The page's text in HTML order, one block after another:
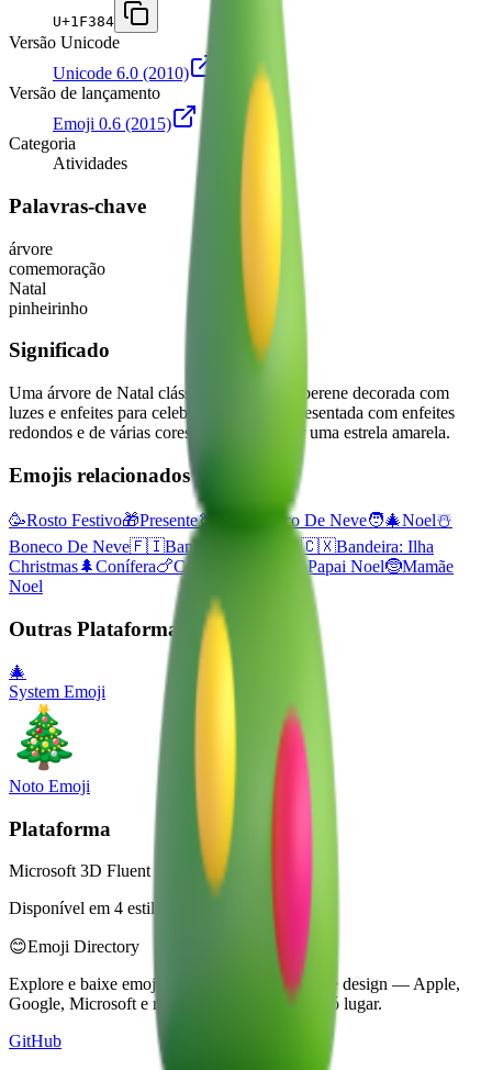
U+1F384
Versão Unicode
Unicode 6.0 (2010)
Versão de lançamento
Emoji 0.6 (2015)
Categoria
Atividades
Palavras-chave
árvore
comemoração
Natal
pinheirinho
Significado
Uma árvore de Natal clássica, uma árvore perene decorada com
luzes e enfeites para celebrar o Natal. Representada com enfeites
redondos e de várias cores, e encimada por uma estrela amarela.
Emojis relacionados
🥳Rosto Festivo🎁Presente🦃 Floco De Neve🧑‍🎄Noel☃️
Boneco De Neve🇫🇮Bandeira: Finlândia🇨🇽Bandeira: Ilha
Christmas🌲Conífera🍗Coxa De Frango 🎅Papai Noel🤶Mamãe
Noel
Outras Plataformas
🎄
System Emoji
Noto Emoji
Plataforma
Microsoft 3D Fluent Emoji
Disponível em 4 estilos
😊Emoji Directory
Explore e baixe emojis de múltiplos sistemas de design — Apple,
Google, Microsoft e muito mais, tudo em um só lugar.
GitHub